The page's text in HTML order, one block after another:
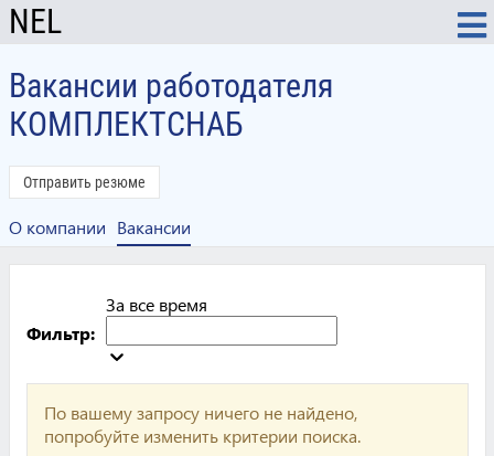
NEL
Вакансии работодателя
КОМПЛЕКТСНАБ
Отправить резюме
О компании Вакансии
Фильтр:
За все время
По вашему запросу ничего не найдено,
попробуйте изменить критерии поиска.